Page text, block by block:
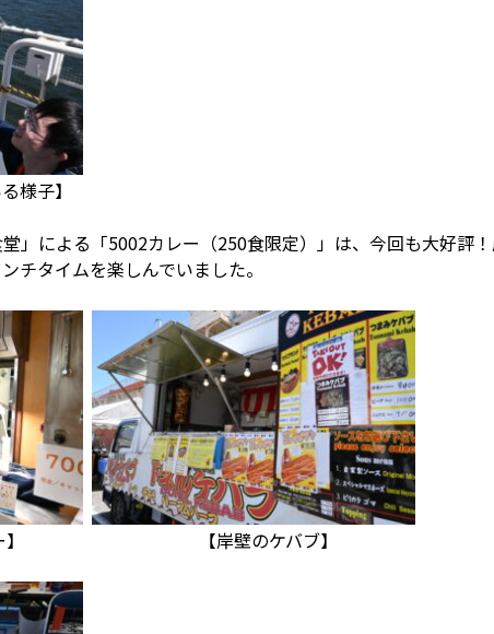
様子】
」による「5002カレー（250食限定）」は、今回も大好評
チタイムを楽しんでいました。
ー】 【岸壁のケバブ】